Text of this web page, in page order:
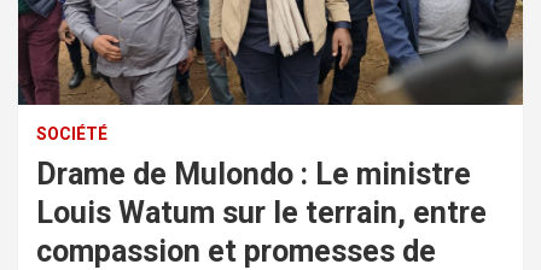
SOCIÉTÉ
Drame de Mulondo : Le ministre
Louis Watum sur le terrain, entre
compassion et promesses de